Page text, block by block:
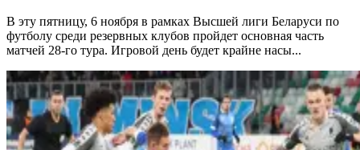
В эту пятницу, 6 ноября в рамках Высшей лиги Беларуси по
футболу среди резервных клубов пройдет основная часть
матчей 28-го тура. Игровой день будет крайне насы...